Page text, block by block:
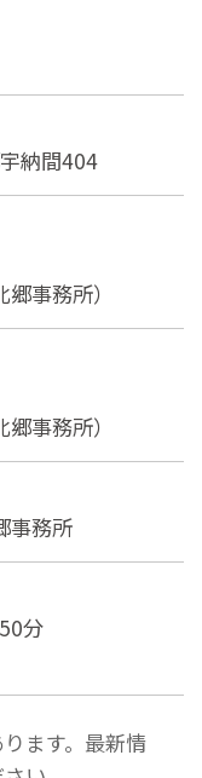
納間404
事務所）
事務所）
事務所
分
ます。最新情